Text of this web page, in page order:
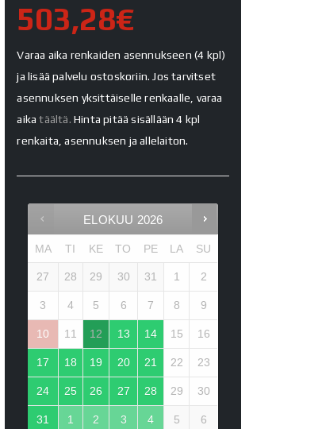
503,28€
Varaa aika renkaiden asennukseen (4 kpl)
ja lisää palvelu ostoskoriin. Jos tarvitset
asennuksen yksittäiselle renkaalle, varaa
aikatäältä. Hinta pitää sisällään 4 kpl
renkaita, asennuksen ja allelaiton.
ELOKUU 2026
MA TI KE TO PE LA SU
27 28 29 30 31 1 2
3 4 5 6 7 8 9
10 11 12 13 14 15 16
17 18 19 20 21 22 23
24 25 26 27 28 29 30
31 1 2 3 4 5 6